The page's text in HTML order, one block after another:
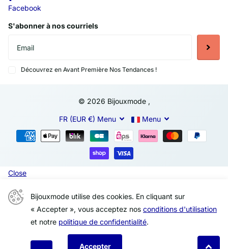
Facebook
S'abonner à nos courriels
Découvrez en Avant Première Nos Tendances !
© 2026 Bijouxmode ,
FR (EUR €) Menu Menu
Bijouxmode utilise des cookies. En cliquant sur
« Accepter », vous acceptez nos conditions d'utilisation
et notre politique de confidentialité.
Accepter
Close